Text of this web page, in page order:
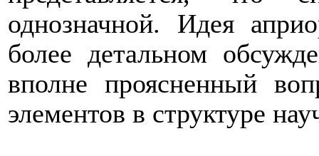
однозначной. Идея
более детальном
вполне проясненный
элементов в структуре